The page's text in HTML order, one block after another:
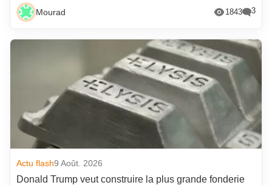
Mourad 1843 3
Actu flash9 Août. 2026
Donald Trump veut construire la plus grande fonderie